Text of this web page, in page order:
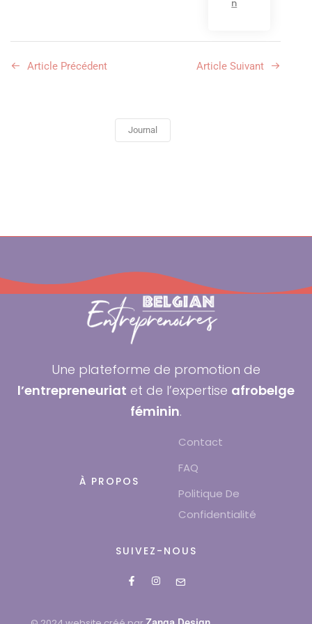
n
Article Précédent Article Suivant
Journal
Une plateforme de promotion de
l’entrepreneuriat et de l’expertise afrobelge
féminin.
À PROPOS
Contact
FAQ
Politique De
Confidentialité
SUIVEZ-NOUS